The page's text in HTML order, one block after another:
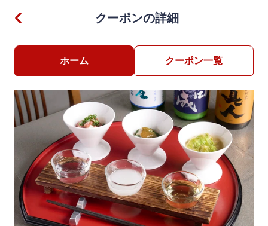
クーポンの詳細
ホーム クーポン一覧